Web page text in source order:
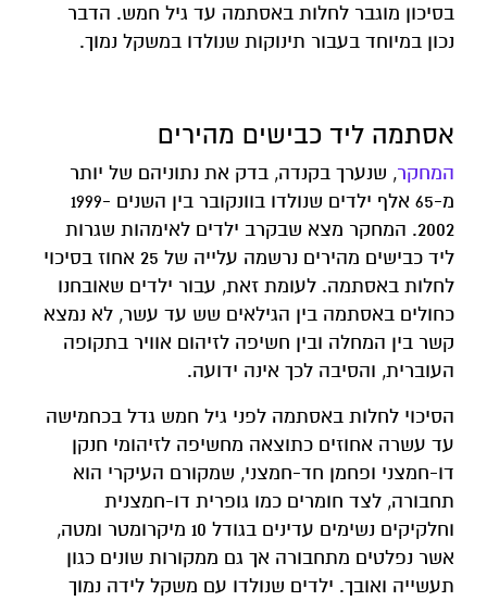
בסיכון מוגבר לחלות באסתמה עד גיל חמש. הדבר
נכון במיוחד בעבור תינוקות שנולדו במשקל נמוך.
אסתמה ליד כבישים מהירים
המחקר, שנערך בקנדה, בדק את נתוניהם של יותר
מ-65 אלף ילדים שנולדו בוונקובר בין השנים 1999-
2002. המחקר מצא שבקרב ילדים לאימהות שגרות
ליד כבישים מהירים נרשמה עלייה של 25 אחוז בסיכוי
לחלות באסתמה. לעומת זאת, עבור ילדים שאובחנו
כחולים באסתמה בין הגילאים שש עד עשר, לא נמצא
קשר בין המחלה ובין חשיפה לזיהום אוויר בתקופה
העוברית, והסיבה לכך אינה ידועה.
הסיכוי לחלות באסתמה לפני גיל חמש גדל בכחמישה
עד עשרה אחוזים כתוצאה מחשיפה לזיהומי חנקן
דו-חמצני ופחמן חד-חמצני, שמקורם העיקרי הוא
תחבורה, לצד חומרים כמו גופרית דו-חמצנית
וחלקיקים נשימים עדינים בגודל 10 מיקרומטר ומטה,
אשר נפלטים מתחבורה אך גם ממקורות שונים כגון
תעשייה ואובך. ילדים שנולדו עם משקל לידה נמוך